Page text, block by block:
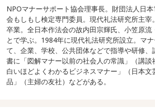
NPOマナーサポート協会理事長。財団法人日
会もしもし検定専門委員。現代礼法研究所主
卒業。全日本作法会の故内田宗輝氏、小笠原流
とで学ぶ。1984年に現代礼法研究所設立。マ
て、企業、学校、公共団体などで指導や研修
書に「図解マナー以前の社会人の常識」（講
白いほどよくわかるビジネスマナー」（日本
品」（主婦の友社）などがある。